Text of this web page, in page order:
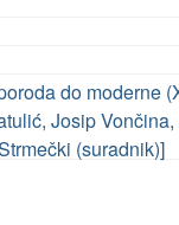
do moderne
Josip
(suradnik)]